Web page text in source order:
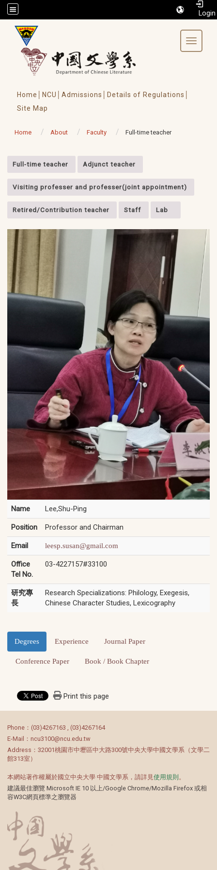
/accesskey"" title="Toolbar">:::
Toggle
Home│ NCU│ Admissions│
Details of Regulations│
Site Map
Home About Faculty Full-time teacher
Full-time teacher Adjunct teacher
Visiting professer and professer(joint appointment)
Retired/Contribution teacher Staff Lab
Name Lee,Shu-Ping
Position Professor and Chairman
Email leesp.susan@gmail.com
Office
Tel No.
03-4227157#33100
研究專
長
Research Specializations: Philology, Exegesis,
Chinese Character Studies, Lexicography
Degrees Experience Journal Paper
Conference Paper Book / Book Chapter
Print this page
Phone：(03)4267163 , (03)4267164
E-Mail：ncu3100@ncu.edu.tw
Address：32001桃園市中壢區中大路300號中央大學中國文學系（文學二
館313室）
本網站著作權屬於國立中央大學 中國文學系，請詳見 使用規則 。
建議最佳瀏覽 Microsoft IE 10 以上/Google Chrome/Mozilla Firefox 或相
容W3C網頁標準之瀏覽器